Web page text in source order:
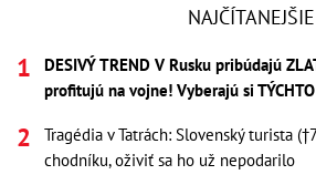
NAJČÍTANEJŠIE
DESIVÝ TREND V Rusku pribúdajú
profitujú na vojne! Vyberajú si
Tragédia v Tatrách: Slovenský turista
chodníku, oživiť sa ho už nepodarilo